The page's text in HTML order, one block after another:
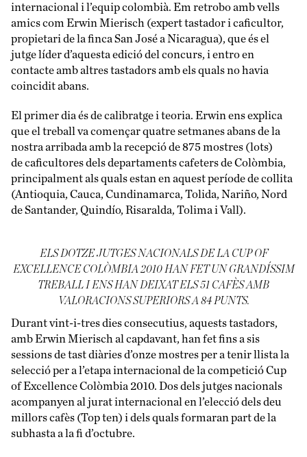
internacional i l’equip colombià. Em retrobo amb vells
amics com Erwin Mierisch (expert tastador i caficultor,
propietari de la finca San José a Nicaragua), que és el
jutge líder d’aquesta edició del concurs, i entro en
contacte amb altres tastadors amb els quals no havia
coincidit abans.
El primer dia és de calibratge i teoria. Erwin ens explica
que el treball va començar quatre setmanes abans de la
nostra arribada amb la recepció de 875 mostres (lots)
de caficultores dels departaments cafeters de Colòmbia,
principalment als quals estan en aquest període de collita
(Antioquia, Cauca, Cundinamarca, Tolida, Nariño, Nord
de Santander, Quindío, Risaralda, Tolima i Vall).
ELS DOTZE JUTGES NACIONALS DE LA CUP OF
EXCELLENCE COLÒMBIA 2010 HAN FET UN GRANDÍSSIM
TREBALL I ENS HAN DEIXAT ELS 51 CAFÈS AMB
VALORACIONS SUPERIORS A 84 PUNTS.
Durant vint-i-tres dies consecutius, aquests tastadors,
amb Erwin Mierisch al capdavant, han fet fins a sis
sessions de tast diàries d’onze mostres per a tenir llista la
selecció per a l’etapa internacional de la competició Cup
of Excellence Colòmbia 2010. Dos dels jutges nacionals
acompanyen al jurat internacional en l’elecció dels deu
millors cafès (Top ten) i dels quals formaran part de la
subhasta a la fi d’octubre.